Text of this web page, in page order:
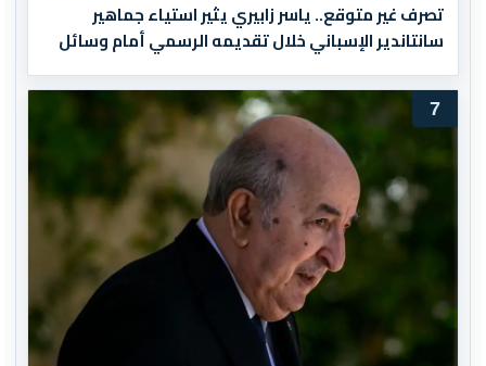
تصرف غير متوقع.. ياسر زابيري يثير استياء جماهير
سانتاندير الإسباني خلال تقديمه الرسمي أمام وسائل
الإعلام
7